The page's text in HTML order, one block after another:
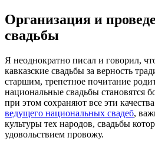
Организация и
свадьбы
Я неоднократно писал и говорил,
кавказские свадьбы за верность
старшим, трепетное почитание
национальные свадьбы становятся
при этом сохраняют все эти
ведущего национальных свадеб,
культуры тех народов, свадьбы
удовольствием провожу.